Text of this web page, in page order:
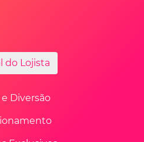
do Lojista
e Diversão